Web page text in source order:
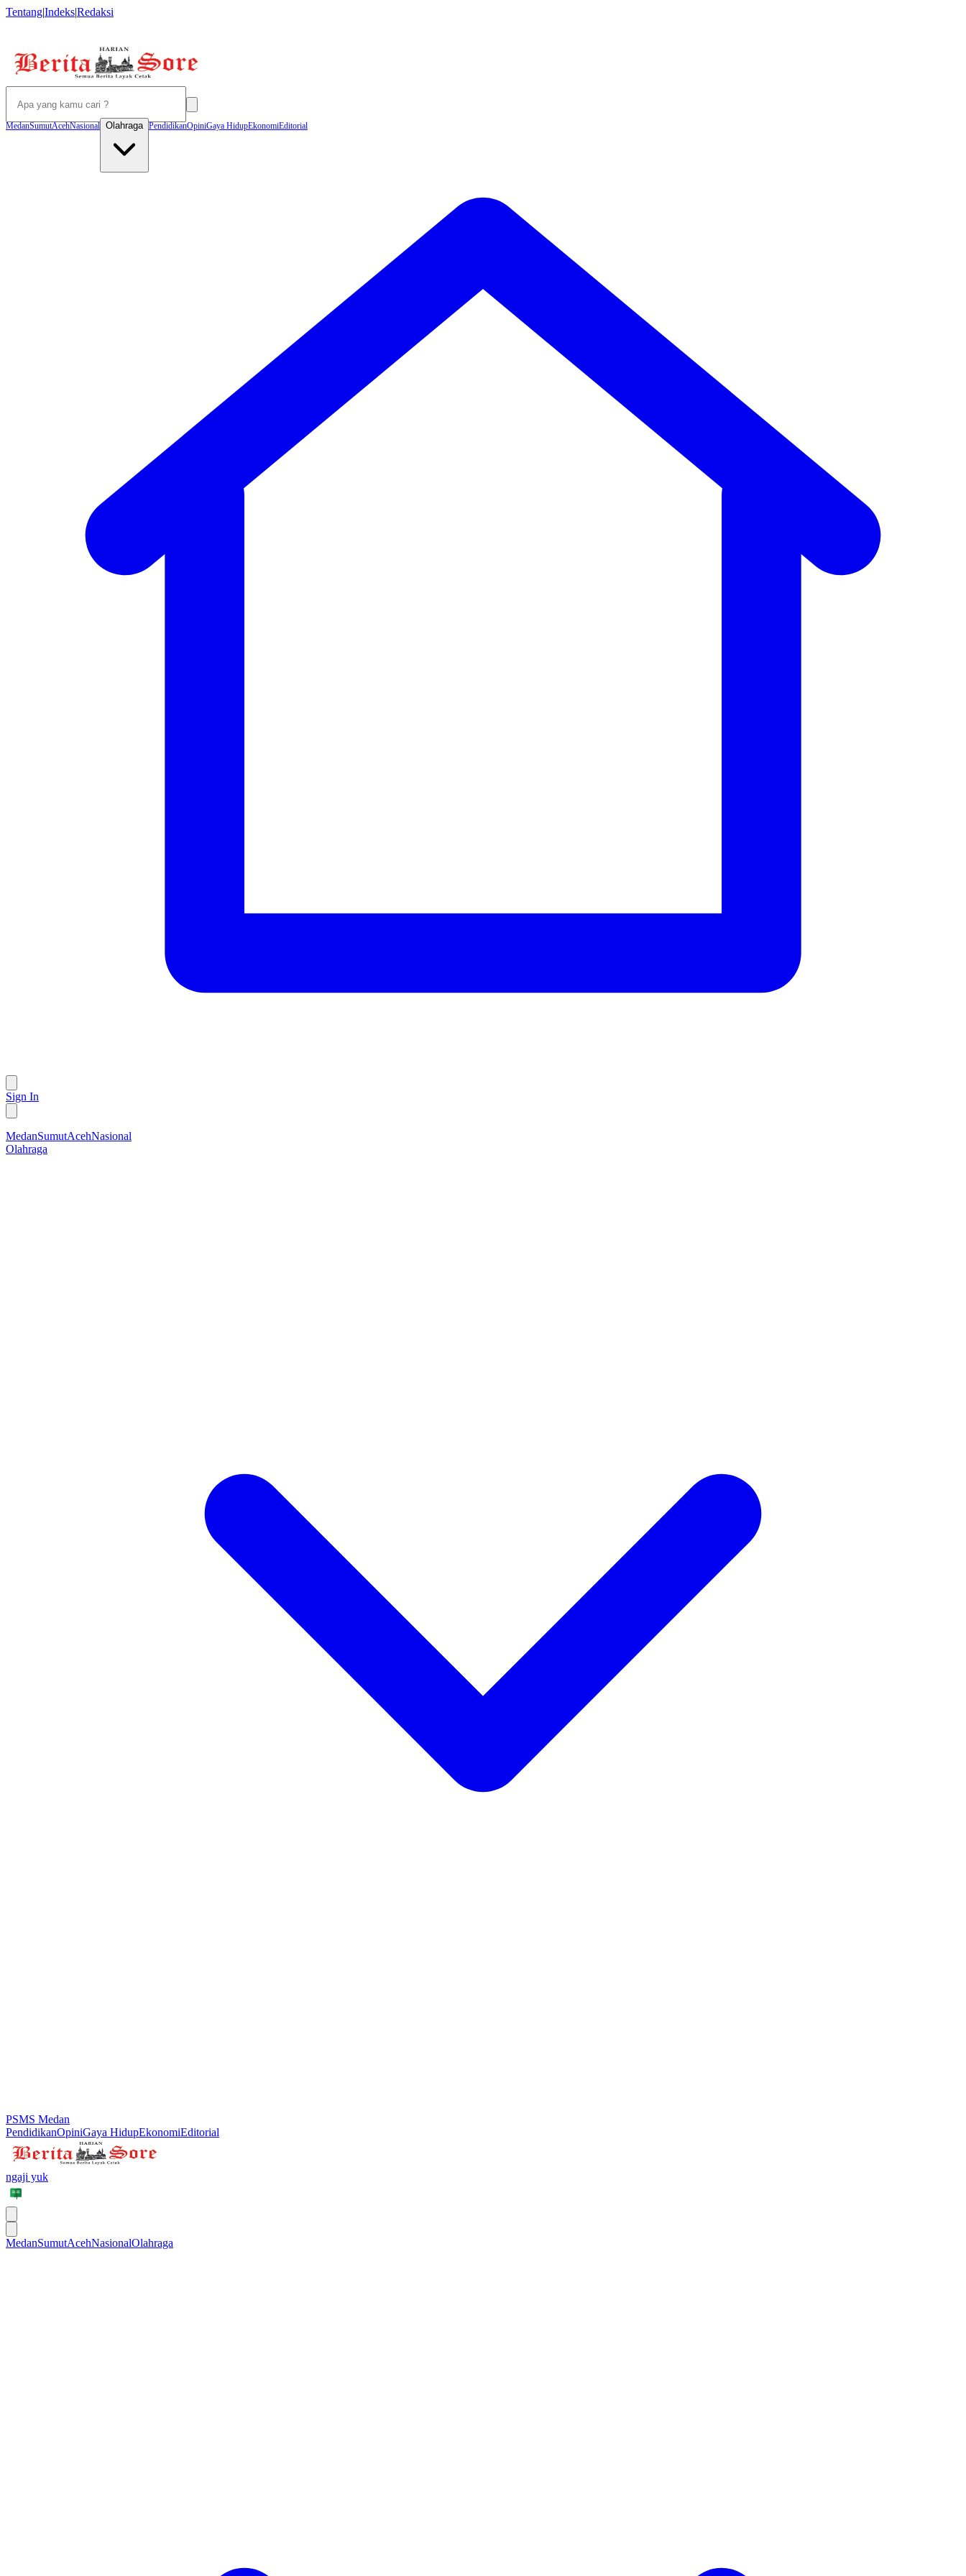
Tentang|Indeks|Redaksi
MedanSumutAcehNasional Olahraga PendidikanOpiniGaya HidupEkonomiEditorial
Sign In
MedanSumutAcehNasional
Olahraga
PSMS Medan
PendidikanOpiniGaya HidupEkonomiEditorial
ngaji yuk
MedanSumutAcehNasionalOlahraga